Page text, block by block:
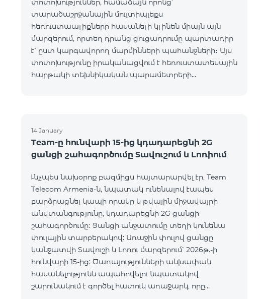
փոփոխություններ, համաձայն որոնց՝
տարածաշրջանային մուլտիպլեքս
հեռուստաալիքները հասանելի կլինեն միայն այն
մարզերում, որտեղ դրանց ցուցադրումը պարտադիր
է՝ ըստ կարգավորող մարմինների պահանջների։ Այս
փոփոխությունը իրականացվում է հեռուստատեսային
հարթակի տեխնիկական պարամետրերի
14 January
Team-ը հունվարի 15-ից կդադարեցնի 2G
ցանցի շահագործումը Տավուշում և Լոռիում
Ւնչպես նախօրոք բազմիցս հայտարարվել էր, Team
Telecom Armenia-ն, նպատակ ունենալով էապես
բարձրացնել կապի որակը և թվային միջավայրի
անվտանգությունը, կդադարեցնի 2G ցանցի
շահագործումը: Ցանցի անջատումը տեղի կունենա
փուլային տարբերակով: Առաջին փուլով ցանցը
կանջատվի Տավուշի և Լոռու մարզերում՝ 2026թ.-ի
հունվարի 15-ից: Ծառայությունների անխափան
հասանելությունն ապահովելու նպատակով
շարունակում է գործել հատուկ առաջարկ, որը